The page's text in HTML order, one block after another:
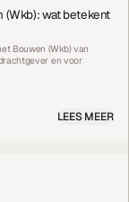
(Wkb): wat betekent
Bouwen (Wkb) van
en voor
LEES MEER